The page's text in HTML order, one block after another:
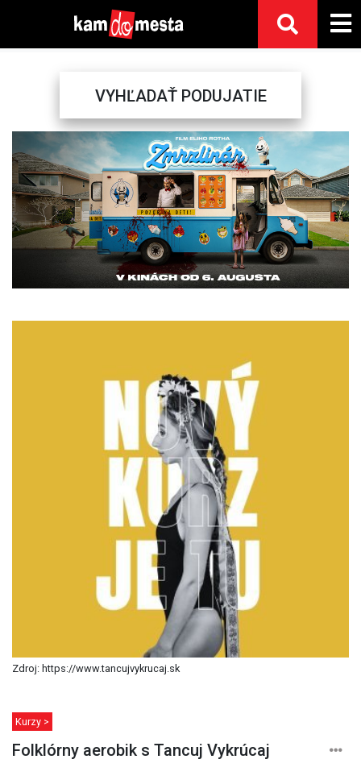
VYHĽADAŤ PODUJATIE
Previous Next
Zdroj: https://www.tancujvykrucaj.sk
Kurzy >
Folklórny aerobik s Tancuj Vykrúcaj